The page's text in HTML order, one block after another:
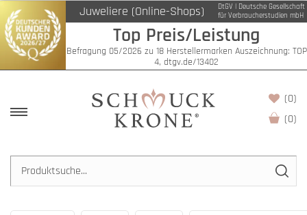
Juweliere (Online-Shops)
DtGV | Deutsche Gesellschaft
für Verbraucherstudien mbH
Top Preis/Leistung
Befragung 05/2026 zu 18 Herstellermarken Auszeichnung: TOP
4, dtgv.de/13402
(0)
(0)